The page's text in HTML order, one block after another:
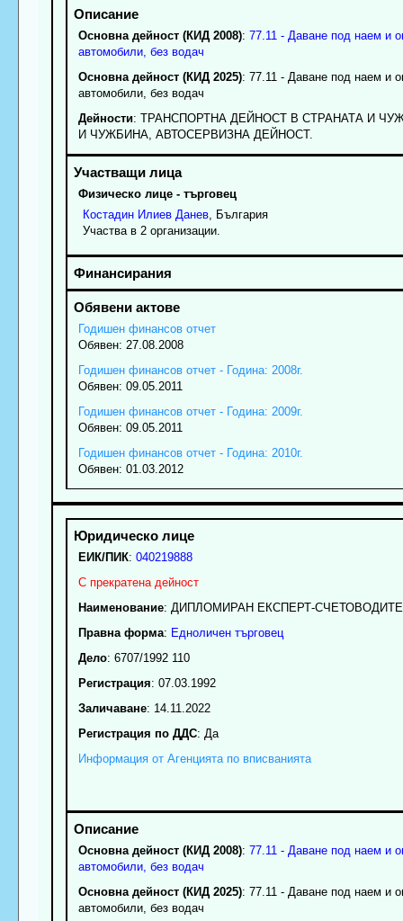
Основна дейност (КИД 2008): 77.11 - Даване под наем и
автомобили, без водач
Основна дейност (КИД 2025): 77.11 - Даване под наем и
автомобили, без водач
Дейности: ТРАНСПОРТНА ДЕЙНОСТ В СТРАНАТА И
И ЧУЖБИНА, АВТОСЕРВИЗНА ДЕЙНОСТ.
Физическо лице - търговец
Костадин Илиев Данев, България
Участва в 2 организации.
Годишен финансов отчет
Обявен: 27.08.2008
Годишен финансов отчет - Година: 2008г.
Обявен: 09.05.2011
Годишен финансов отчет - Година: 2009г.
Обявен: 09.05.2011
Годишен финансов отчет - Година: 2010г.
Обявен: 01.03.2012
ЕИК/ПИК: 040219888
С прекратена дейност
Наименование: ДИПЛОМИРАН ЕКСПЕРТ-
Правна форма: Едноличен търговец
Дело: 6707/1992 110
Регистрация: 07.03.1992
Заличаване: 14.11.2022
Регистрация по ДДС: Да
Информация от Агенцията по вписванията
Основна дейност (КИД 2008): 77.11 - Даване под наем и
автомобили, без водач
Основна дейност (КИД 2025): 77.11 - Даване под наем и
автомобили, без водач